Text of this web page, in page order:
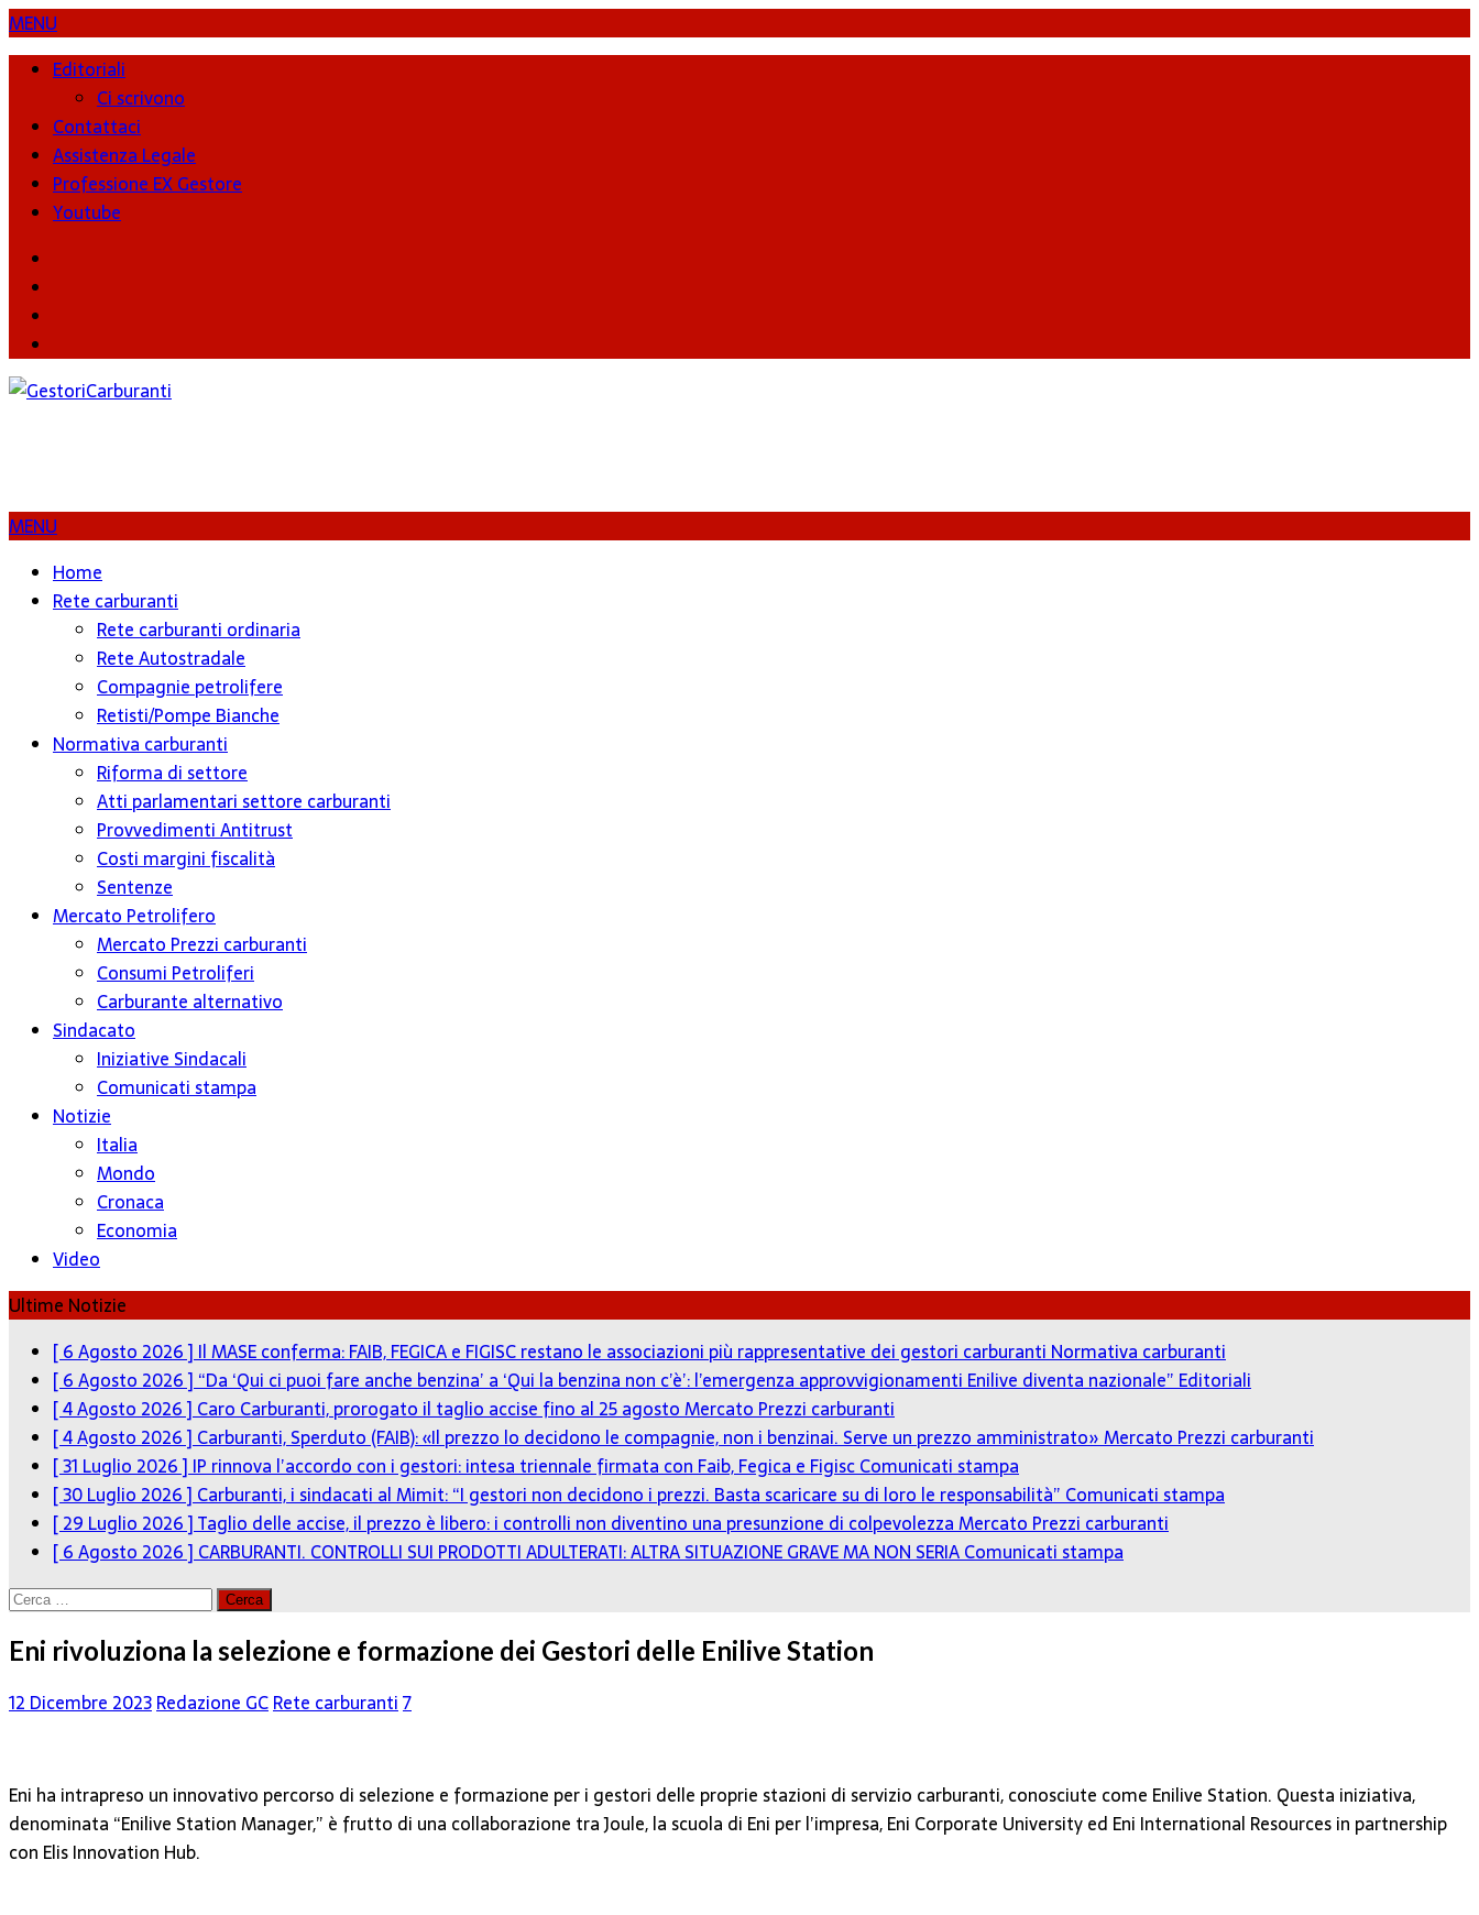
MENU
Editoriali
Ci scrivono
Contattaci
Assistenza Legale
Professione EX Gestore
Youtube
MENU
Home
Rete carburanti
Rete carburanti ordinaria
Rete Autostradale
Compagnie petrolifere
Retisti/Pompe Bianche
Normativa carburanti
Riforma di settore
Atti parlamentari settore carburanti
Provvedimenti Antitrust
Costi margini fiscalità
Sentenze
Mercato Petrolifero
Mercato Prezzi carburanti
Consumi Petroliferi
Carburante alternativo
Sindacato
Iniziative Sindacali
Comunicati stampa
Notizie
Italia
Mondo
Cronaca
Economia
Video
Ultime Notizie
[ 6 Agosto 2026 ] Il MASE conferma: FAIB, FEGICA e FIGISC restano le associazioni più rappresentative dei gestori carburanti Normativa carburanti
[ 6 Agosto 2026 ] “Da ‘Qui ci puoi fare anche benzina’ a ‘Qui la benzina non c’è’: l’emergenza approvvigionamenti Enilive diventa nazionale” Editoriali
[ 4 Agosto 2026 ] Caro Carburanti, prorogato il taglio accise fino al 25 agostoMercato Prezzi carburanti
[ 4 Agosto 2026 ] Carburanti, Sperduto (FAIB): «Il prezzo lo decidono le compagnie, non i benzinai. Serve un prezzo amministrato»Mercato Prezzi carburanti
[ 31 Luglio 2026 ] IP rinnova l’accordo con i gestori: intesa triennale firmata con Faib, Fegica e FigiscComunicati stampa
[ 30 Luglio 2026 ] Carburanti, i sindacati al Mimit: “I gestori non decidono i prezzi. Basta scaricare su di loro le responsabilità” Comunicati stampa
[ 29 Luglio 2026 ]Taglio delle accise, il prezzo è libero: i controlli non diventino una presunzione di colpevolezzaMercato Prezzi carburanti
[ 6 Agosto 2026 ] CARBURANTI. CONTROLLI SUI PRODOTTI ADULTERATI: ALTRA SITUAZIONE GRAVE MA NON SERIAComunicati stampa
Ricerca
Eni rivoluziona la selezione e formazione dei Gestori delle Enilive Station
12 Dicembre 2023Redazione GCRete carburanti7
Eni ha intrapreso un innovativo percorso di selezione e formazione per i gestori delle proprie stazioni di servizio carburanti, conosciute come Enilive Station. Questa iniziativa,
denominata “Enilive Station Manager,” è frutto di una collaborazione tra Joule, la scuola di Eni per l’impresa, Eni Corporate University ed Eni International Resources in partnership
con Elis Innovation Hub.